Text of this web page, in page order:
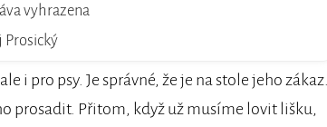
vyhrazena
i pro psy. Je správné, že je na stole jeho zákaz.
prosadit. Přitom, když už musíme lovit lišku,